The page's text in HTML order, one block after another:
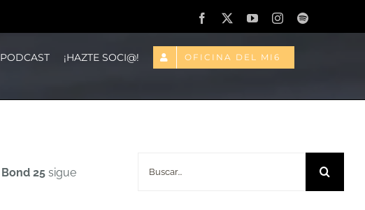
Facebook
X YouTubeInstagramSpotify
PODCAST ¡HAZTE SOCI@! OFICINA DEL MI6
Bond 25 sigue